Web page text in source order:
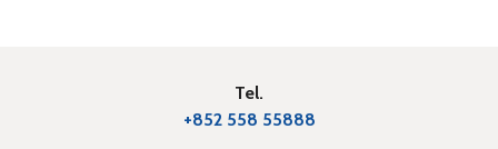
Tel.
+852 558 55888